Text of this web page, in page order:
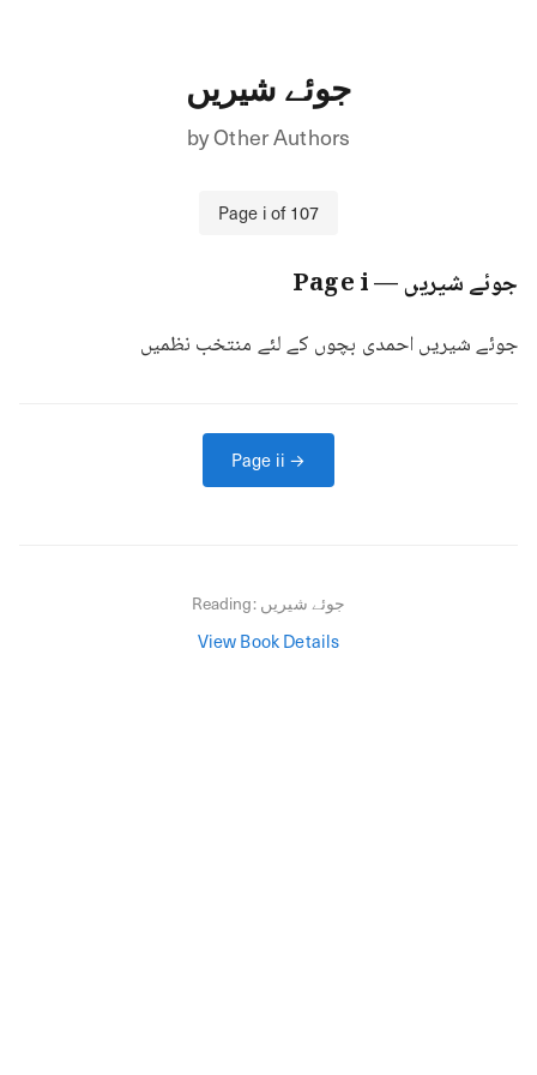
جوئے شیریں
byOther Authors
Page iof107
جوئے شیریں— Page
i
جوئے شیریں احمدی بچوں کے لئے منتخب نظمیں
Page ii →
Reading:جوئے شیریں
View Book Details